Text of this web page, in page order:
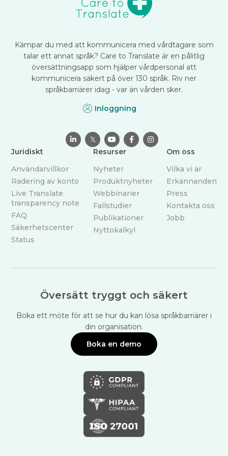
Kämpar du med att kommunicera med vårdtagare som
talar ett annat språk? Care to Translate är en pålitlig
översättningsapp som hjälper vårdpersonal att
kommunicera säkert på över 130 språk. Riv ner
språkbarriärer idag - var än vården sker.
Inloggning
 𝕏   
Juridiskt
Användarvillkor
Radering av konto
Live Translate
transparency note
FAQ
Säkerhetscenter
Status
Resurser
Nyheter
Produktnyheter
Webbinarier
Fallstudier
Publikationer
Nyttokalkyl
Om oss
Vilka vi är
Erkännanden
Press
Kontakta oss
Jobb
Översätt tryggt och säkert
Boka ett möte för att se hur du kan lösa språkbarriärer i
din organisation.
Boka en demo